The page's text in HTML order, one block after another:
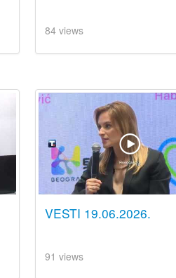
84 views
VESTI 19.06.2026.
91 views